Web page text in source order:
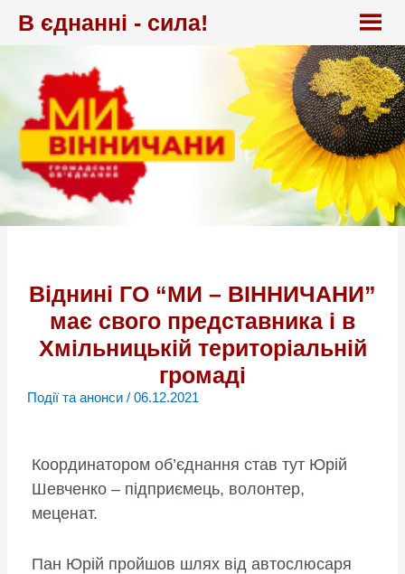
В єднанні - сила!
Віднині ГО “МИ – ВІННИЧАНИ”
має свого представника і в
Хмільницькій територіальній
громаді
Події та анонси/ 06.12.2021
Координатором об’єднання став тут Юрій
Шевченко – підприємець, волонтер,
меценат.
Пан Юрій пройшов шлях від автослюсаря